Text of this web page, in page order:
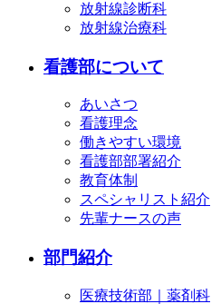
放射線診断科
放射線治療科
看護部について
あいさつ
看護理念
働きやすい環境
看護部部署紹介
教育体制
スペシャリスト紹介
先輩ナースの声
部門紹介
医療技術部｜薬剤科